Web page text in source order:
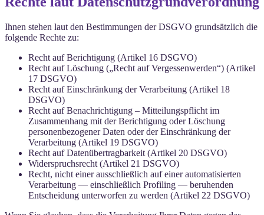
Ihnen stehen laut den Bestimmungen der DSGVO grundsätzlich die
folgende Rechte zu:
Recht auf Berichtigung (Artikel 16 DSGVO)
Recht auf Löschung („Recht auf Vergessenwerden“) (Artikel
17 DSGVO)
Recht auf Einschränkung der Verarbeitung (Artikel 18
DSGVO)
Recht auf Benachrichtigung – Mitteilungspflicht im
Zusammenhang mit der Berichtigung oder Löschung
personenbezogener Daten oder der Einschränkung der
Verarbeitung (Artikel 19 DSGVO)
Recht auf Datenübertragbarkeit (Artikel 20 DSGVO)
Widerspruchsrecht (Artikel 21 DSGVO)
Recht, nicht einer ausschließlich auf einer automatisierten
Verarbeitung — einschließlich Profiling — beruhenden
Entscheidung unterworfen zu werden (Artikel 22 DSGVO)